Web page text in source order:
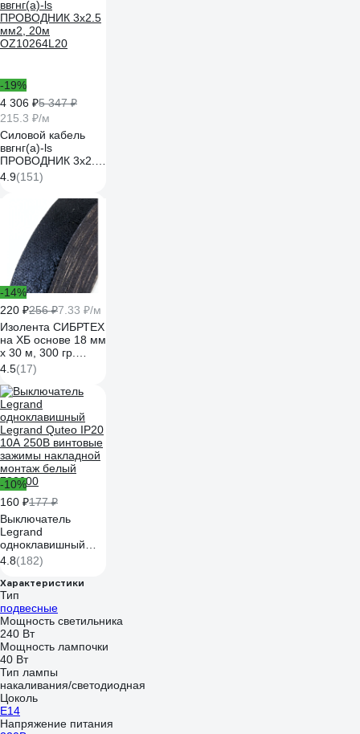
-19%
4 306 ₽5 347 ₽
215.3 ₽/м
Силовой кабель
ввгнг(a)-ls
ПРОВОДНИК 3x2.5
мм2, 20м
OZ10264L20
4.9(151)
-14%
220 ₽256 ₽7.33 ₽/м
Изолента СИБРТЕХ
на ХБ основе 18 мм
х 30 м, 300 гр.
88762
4.5(17)
-10%
160 ₽177 ₽
Выключатель
Legrand
одноклавишный
Legrand Quteo IP20
10А 250В винтовые
зажимы накладной
монтаж белый
782200
4.8(182)
Характеристики
Тип
подвесные
Мощность светильника
240 Вт
Мощность лампочки
40 Вт
Тип лампы
накаливания/светодиодная
Цоколь
E14
Напряжение питания